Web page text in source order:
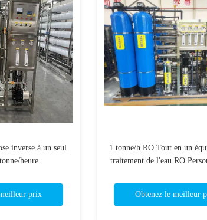
inverse à un seul
heure
prix
1 tonne/h RO Tout en un
traitement de l'eau RO
Obtenez le meilleur